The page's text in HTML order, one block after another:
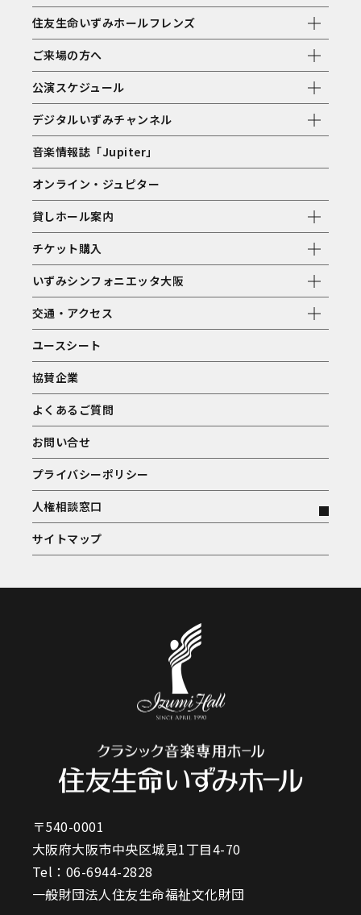
住友生命いずみホールフレンズ
ご来場の方へ
公演スケジュール
デジタルいずみチャンネル
音楽情報誌「Jupiter」
オンライン・ジュピター
貸しホール案内
チケット購入
いずみシンフォニエッタ大阪
交通・アクセス
ユースシート
協賛企業
よくあるご質問
お問い合せ
プライバシーポリシー
人権相談窓口
サイトマップ
〒540-0001
大阪府大阪市中央区城見1丁目4-70
Tel： 06-6944-2828
一般財団法人住友生命福祉文化財団